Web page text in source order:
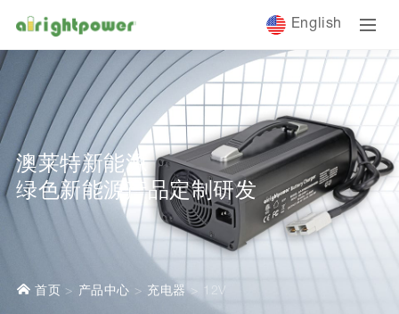
English
澳莱特新能源
绿色新能源产品定制研发
首页 产品中心 充电器 12V